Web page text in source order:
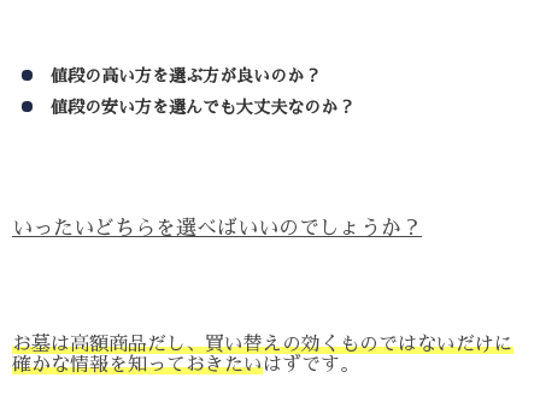
値段の高い方を選ぶ方が良いのか？
値段の安い方を選んでも大丈夫なのか？
いったいどちらを選べばいいのでしょうか？
お墓は高額商品だし、買い替えの効くものではないだけに
確かな情報を知っておきたいはずです。